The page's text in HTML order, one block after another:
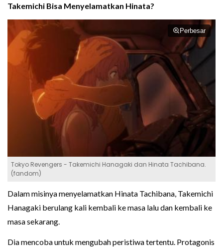
Takemichi Bisa Menyelamatkan Hinata?
Perbesar
Tokyo Revengers - Takemichi Hanagaki dan Hinata Tachibana.
(fandom)
Dalam misinya menyelamatkan Hinata Tachibana, Takemichi
Hanagaki berulang kali kembali ke masa lalu dan kembali ke
masa sekarang.
Dia mencoba untuk mengubah peristiwa tertentu. Protagonis